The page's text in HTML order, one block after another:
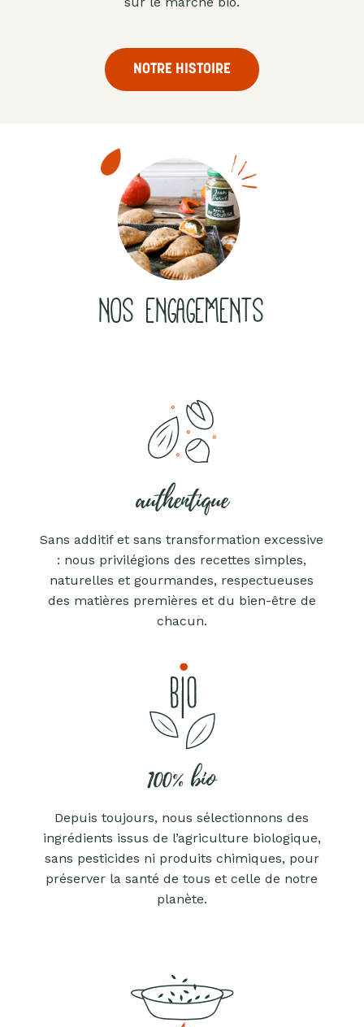
NOTRE HISTOIRE
NOS ENGAGEMENTS
authentique
Sans additif et sans transformation excessive
: nous privilégions des recettes simples,
naturelles et gourmandes, respectueuses
des matières premières et du bien-être de
chacun.
100% bio
Depuis toujours, nous sélectionnons des
ingrédients issus de l’agriculture biologique,
sans pesticides ni produits chimiques, pour
préserver la santé de tous et celle de notre
planète.